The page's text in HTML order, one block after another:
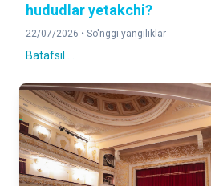
hududlar yetakchi?
22/07/2026 • So'nggi yangiliklar
Batafsil ...